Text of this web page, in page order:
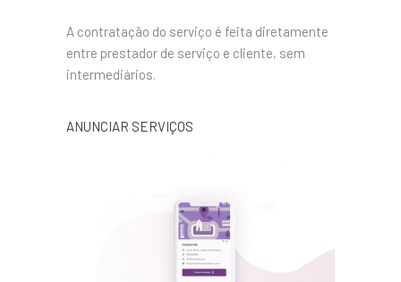
A contratação do serviço é feita diretamente
entre prestador de serviço e cliente, sem
intermediários.
ANUNCIAR SERVIÇOS